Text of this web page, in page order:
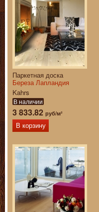
Паркетная доска
Береза Лапландия
Kahrs
В наличии
3 833.82 руб/м²
В корзину